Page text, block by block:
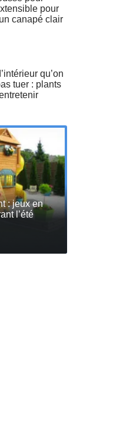
pour
canapé clair
qu’on
tuer : plants
: jeux en
l’été